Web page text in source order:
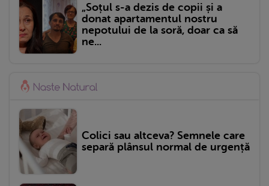
„Soțul s-a dezis de copii și a
donat apartamentul nostru
nepotului de la soră, doar ca să
ne...
Colici sau altceva? Semnele care
separă plânsul normal de urgență